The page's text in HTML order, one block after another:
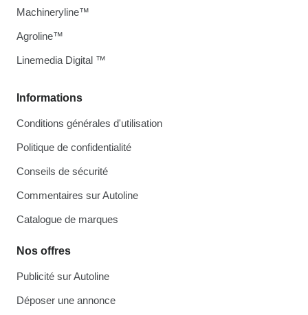
Informations
Conditions générales d'utilisation
Politique de confidentialité
Conseils de sécurité
Commentaires sur Autoline
Catalogue de marques
Nos offres
Publicité sur Autoline
Déposer une annonce
Machineryline™
Agroline™
Linemedia Digital ™